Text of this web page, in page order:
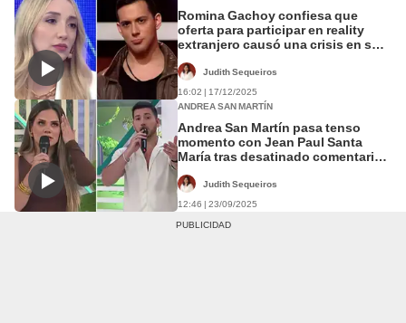
Romina Gachoy confiesa que
oferta para participar en reality
extranjero causó una crisis en su
Judith Sequeiros
16:02 | 17/12/2025
ANDREA SAN MARTÍN
Andrea San Martín pasa tenso
momento con Jean Paul Santa
María tras desatinado comentario
error"Judith Sequeiros
12:46 | 23/09/2025